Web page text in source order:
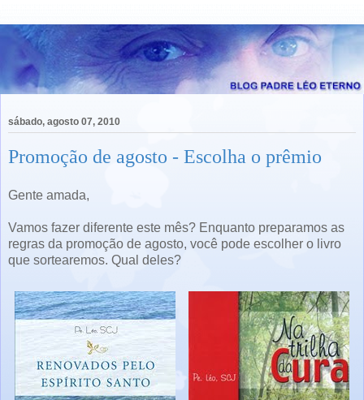
sábado, agosto 07, 2010
Promoção de agosto - Escolha o prêmio
Gente amada,
Vamos fazer diferente este mês? Enquanto preparamos as
regras da promoção de agosto, você pode escolher o livro
que sortearemos. Qual deles?